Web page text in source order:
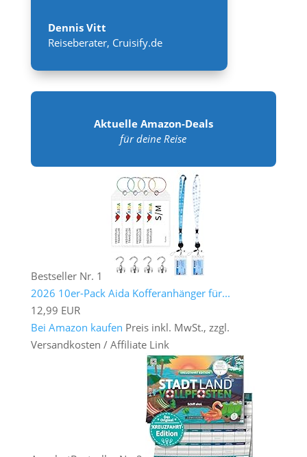
Dennis Vitt
Reiseberater, Cruisify.de
Aktuelle Amazon-Deals
für deine Reise
Bestseller Nr. 1
2026 10er-Pack Aida Kofferanhänger für...
12,99 EUR
Bei Amazon kaufen Preis inkl. MwSt., zzgl.
Versandkosten / Affiliate Link